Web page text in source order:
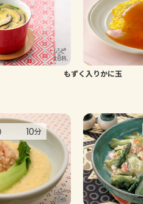
もずく入りかに玉
10分